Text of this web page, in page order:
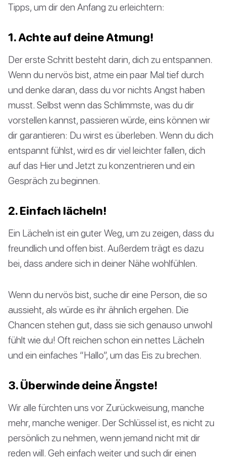
Tipps, um dir den Anfang zu erleichtern:
1. Achte auf deine Atmung!
Der erste Schritt besteht darin, dich zu entspannen.
Wenn du nervös bist, atme ein paar Mal tief durch
und denke daran, dass du vor nichts Angst haben
musst. Selbst wenn das Schlimmste, was du dir
vorstellen kannst, passieren würde, eins können wir
dir garantieren: Du wirst es überleben. Wenn du dich
entspannt fühlst, wird es dir viel leichter fallen, dich
auf das Hier und Jetzt zu konzentrieren und ein
Gespräch zu beginnen.
2. Einfach lächeln!
Ein Lächeln ist ein guter Weg, um zu zeigen, dass du
freundlich und offen bist. Außerdem trägt es dazu
bei, dass andere sich in deiner Nähe wohlfühlen.
Wenn du nervös bist, suche dir eine Person, die so
aussieht, als würde es ihr ähnlich ergehen. Die
Chancen stehen gut, dass sie sich genauso unwohl
fühlt wie du! Oft reichen schon ein nettes Lächeln
und ein einfaches “Hallo”, um das Eis zu brechen.
3. Überwinde deine Ängste!
Wir alle fürchten uns vor Zurückweisung, manche
mehr, manche weniger. Der Schlüssel ist, es nicht zu
persönlich zu nehmen, wenn jemand nicht mit dir
reden will. Geh einfach weiter und such dir einen